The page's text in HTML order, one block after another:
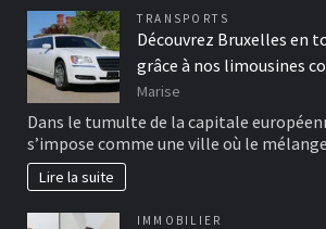
TRANSPORTS
Découvrez Bruxelles en
grâce à nos limousines
Marise
Dans le tumulte de la capitale
s’impose comme une ville où le
Lire la suite
IMMOBILIER